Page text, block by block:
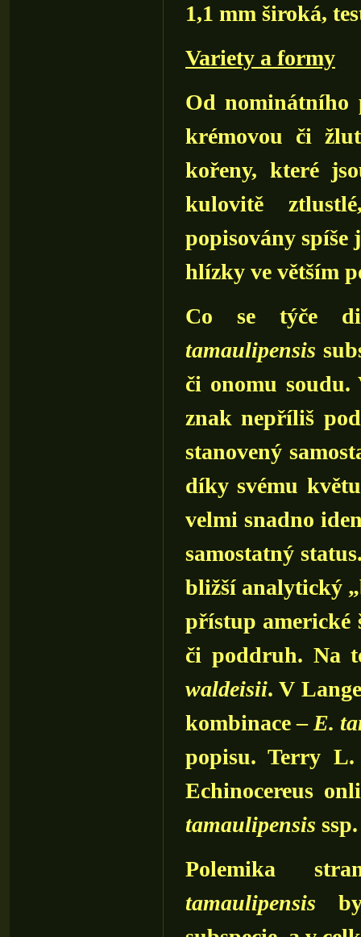
1,1 mm široká,
Variety a formy
Od nominátního
krémovou či
kořeny, které
kulovitě
popisovány
hlízky ve větším
Co se týče
tamaulipensis
či onomu
znak nepříliš
stanovený
díky svému
velmi snadno
samostatný
bližší analytický
přístup americké
či poddruh. Na
waldeisii. V
kombinace – E.
popisu. Terry
Echinocereus
tamaulipensis
Polemika
tamaulipensis